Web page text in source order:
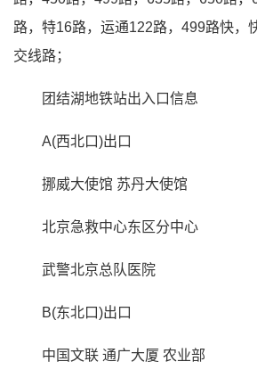
路，特16路，运通122路，499路快，
交线路；
团结湖地铁站出入口信息
A(西北口)出口
挪威大使馆 苏丹大使馆
北京急救中心东区分中心
武警北京总队医院
B(东北口)出口
中国文联 通广大厦 农业部